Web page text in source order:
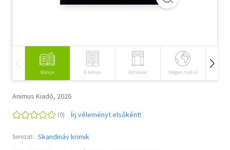
Könyv E-könyv Antikvár Idegen nyelvű
Animus Kiadó, 2026
Írj véleményt elsőként!
Sorozat: Skandináv krimik